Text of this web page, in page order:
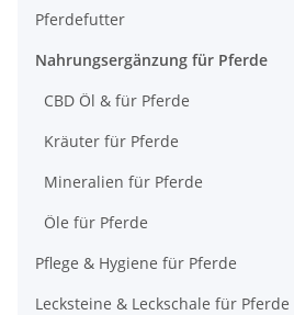
Pferdefutter
Nahrungsergänzung für Pferde
CBD Öl & für Pferde
Kräuter für Pferde
Mineralien für Pferde
Öle für Pferde
Pflege & Hygiene für Pferde
Lecksteine & Leckschale für Pferde